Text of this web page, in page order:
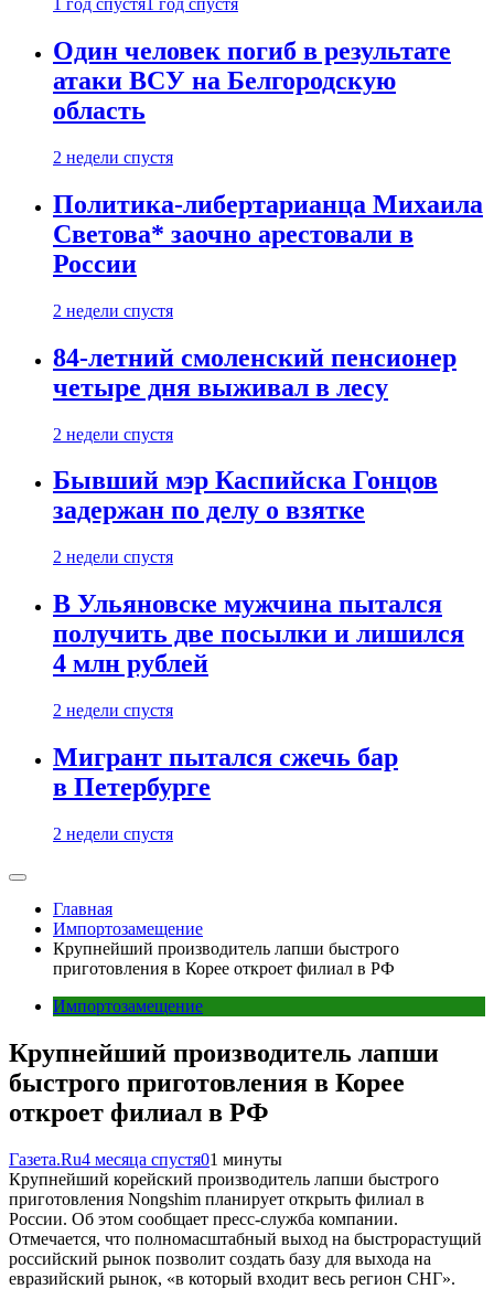
1 год спустя 1 год спустя
Один человек погиб в результате
атаки ВСУ на Белгородскую
область
2 недели спустя
Политика-либертарианца Михаила
Светова* заочно арестовали в
России
2 недели спустя
84-летний смоленский пенсионер
четыре дня выживал в лесу
2 недели спустя
Бывший мэр Каспийска Гонцов
задержан по делу о взятке
2 недели спустя
В Ульяновске мужчина пытался
получить две посылки и лишился
4 млн рублей
2 недели спустя
Мигрант пытался сжечь бар
в Петербурге
2 недели спустя
Главная
Импортозамещение
Крупнейший производитель лапши быстрого
приготовления в Корее откроет филиал в РФ
Импортозамещение
Крупнейший производитель лапши
быстрого приготовления в Корее
откроет филиал в РФ
Газета.Ru4 месяца спустя01 минуты
Крупнейший корейский производитель лапши быстрого
приготовления Nongshim планирует открыть филиал в
России. Об этом сообщает пресс-служба компании.
Отмечается, что полномасштабный выход на быстрорастущий
российский рынок позволит создать базу для выхода на
евразийский рынок, «в который входит весь регион СНГ».